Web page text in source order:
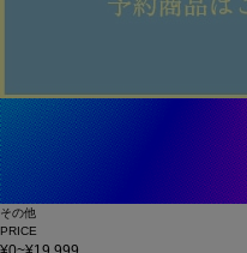
その他
PRICE